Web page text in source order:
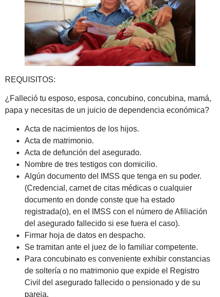
REQUISITOS:
¿Falleció tu esposo, esposa, concubino, concubina, mamá,
papa y necesitas de un juicio de dependencia económica?
Acta de nacimientos de los hijos.
Acta de matrimonio.
Acta de defunción del asegurado.
Nombre de tres testigos con domicilio.
Algún documento del IMSS que tenga en su poder.
(Credencial, carnet de citas médicas o cualquier
documento en donde conste que ha estado
registrada(o), en el IMSS con el número de Afiliación
del asegurado fallecido si ese fuera el caso).
Firmar hoja de datos en despacho.
Se tramitan ante el juez de lo familiar competente.
Para concubinato es conveniente exhibir constancias
de soltería o no matrimonio que expide el Registro
Civil del asegurado fallecido o pensionado y de su
pareja.